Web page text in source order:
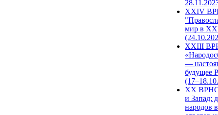
XXIV
мир в
XXIII
—
будущее
XX ВРНС
и Запад:
народов